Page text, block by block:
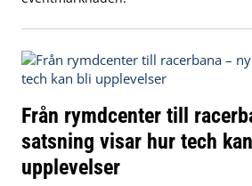
Från rymdcenter till
satsning visar hur tech
upplevelser